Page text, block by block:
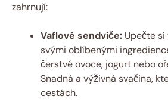
zahrnují:
Vaflové sendviče: Upečte
svými oblíbenými
čerstvé ovoce, jogurt nebo
Snadná a výživná svačina,
cestách.